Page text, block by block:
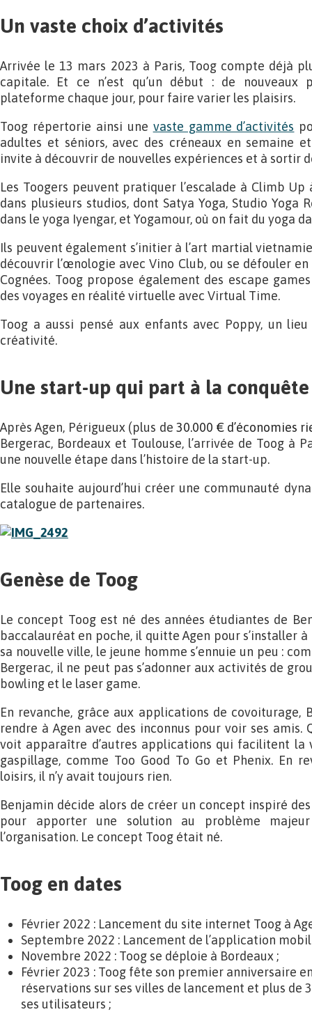
Un vaste choix d’activités
Arrivée le 13 mars 2023 à Paris, Toog compte déjà
capitale. Et ce n’est qu’un début : de nouveaux
plateforme chaque jour, pour faire varier les plaisirs.
Toog répertorie ainsi une vaste gamme d’activités
adultes et séniors, avec des créneaux en semaine
invite à découvrir de nouvelles expériences et à sortir
Les Toogers peuvent pratiquer l’escalade à Climb
dans plusieurs studios, dont Satya Yoga, Studio Yoga
dans le yoga Iyengar, et Yogamour, où on fait du yoga
Ils peuvent également s’initier à l’art martial
découvrir l’œnologie avec Vino Club, ou se défouler
Cognées. Toog propose également des escape
des voyages en réalité virtuelle avec Virtual Time.
Toog a aussi pensé aux enfants avec Poppy, un
créativité.
Une start-up qui part à la conquête
Après Agen, Périgueux (plus de 30.000 € d’économies
Bergerac, Bordeaux et Toulouse, l’arrivée de Toog à
une nouvelle étape dans l’histoire de la start-up.
Elle souhaite aujourd’hui créer une communauté
catalogue de partenaires.
Genèse de Toog
Le concept Toog est né des années étudiantes de
baccalauréat en poche, il quitte Agen pour s’installer à
sa nouvelle ville, le jeune homme s’ennuie un peu :
Bergerac, il ne peut pas s’adonner aux activités de
bowling et le laser game.
En revanche, grâce aux applications de covoiturage,
rendre à Agen avec des inconnus pour voir ses amis.
voit apparaître d’autres applications qui facilitent
gaspillage, comme Too Good To Go et Phenix. En
loisirs, il n’y avait toujours rien.
Benjamin décide alors de créer un concept inspiré
pour apporter une solution au problème
l’organisation. Le concept Toog était né.
Toog en dates
Février 2022 : Lancement du site internet Toog à
Septembre 2022 : Lancement de l’application
Novembre 2022 : Toog se déploie à Bordeaux ;
Février 2023 : Toog fête son premier anniversaire
réservations sur ses villes de lancement et plus de
ses utilisateurs ;